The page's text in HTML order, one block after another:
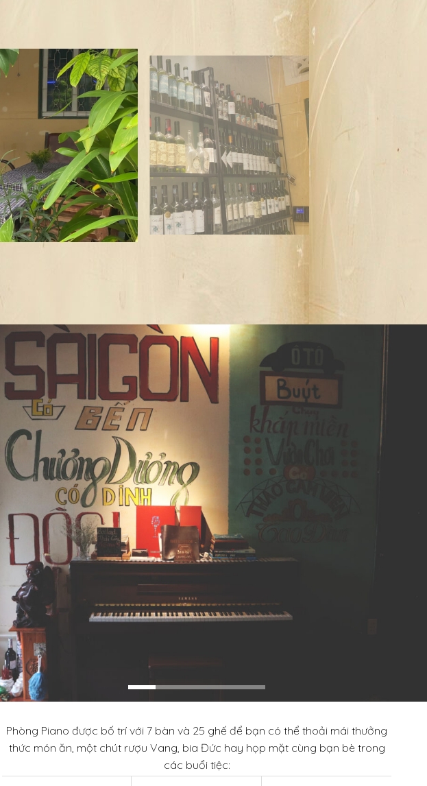
Phòng Piano được bố trí với 7 bàn và 25 ghế để bạn có thể thoải mái thưởng
thức món ăn, một chút rượu Vang, bia Đức hay họp mặt cùng bạn bè trong
các buổi tiệc: